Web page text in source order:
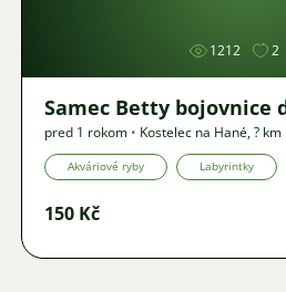
1212 2
Samec Betty bojovnice
pred 1 rokom • Kostelec na Hané,? km
Akváriové ryby Labyrintky
150 Kč